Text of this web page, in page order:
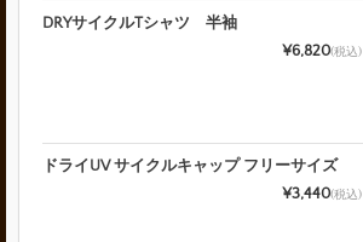
DRYサイクルTシャツ 半袖
¥6,820(税込)
ドライUV サイクルキャップ フリーサイズ
¥3,440(税込)